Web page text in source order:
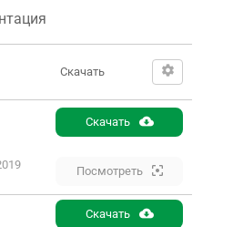
Скачать
Скачать
Посмотреть
Скачать